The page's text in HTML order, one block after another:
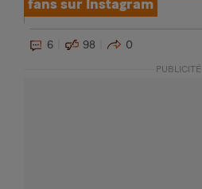
fans sur Instagram
6 98 0
PUBLICITÉ